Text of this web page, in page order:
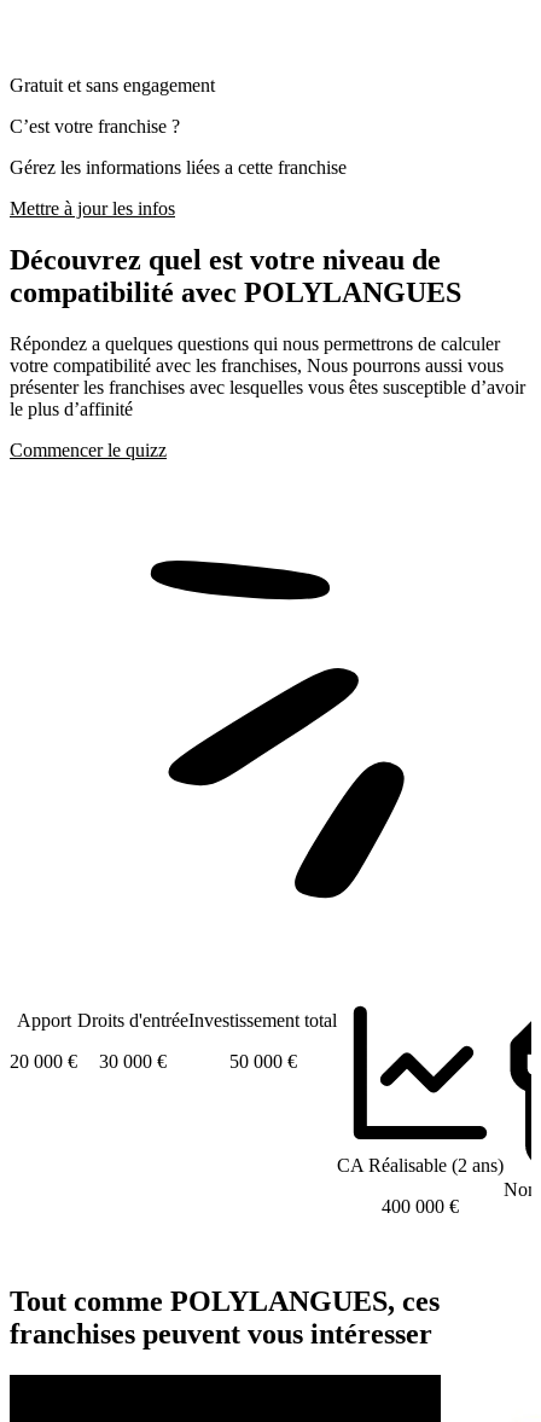
Gratuit et sans engagement
C’est votre franchise ?
Gérez les informations liées a cette franchise
Mettre à jour les infos
Découvrez quel est votre niveau de
compatibilité avec POLYLANGUES
Répondez a quelques questions qui nous permettrons de calculer
votre compatibilité avec les franchises, Nous pourrons aussi vous
présenter les franchises avec lesquelles vous êtes susceptible d’avoir
le plus d’affinité
Commencer le quizz
Apport
20 000 €
Droits d'entrée
30 000 €
Investissement total
50 000 €
CA Réalisable (2 ans)
400 000 €
Tout comme POLYLANGUES, ces
franchises peuvent vous intéresser